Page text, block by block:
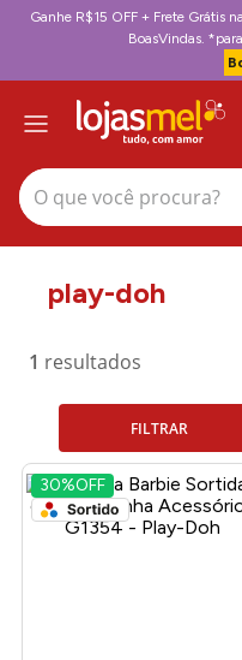
Ganhe R$15 OFF + Frete Grátis
BoasVindas.
O que você procura?
play-doh
1
FILTRAR
30%OFF